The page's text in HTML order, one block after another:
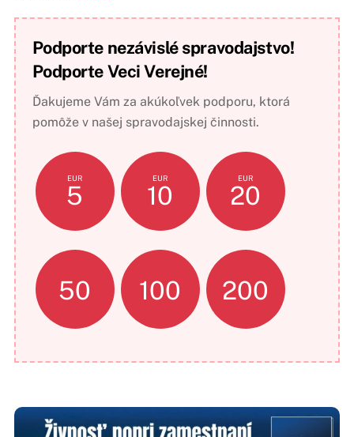
Podporte nezávislé spravodajstvo!
Podporte Veci Verejné!
Ďakujeme Vám za akúkoľvek podporu, ktorá
pomôže v našej spravodajskej činnosti.
EUR
5
EUR
10
EUR
20
50 100 200